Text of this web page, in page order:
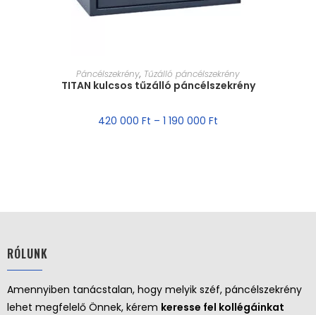
MÉRET VÁLASZTÁSA
Páncélszekrény, Tűzálló páncélszekrény
TITAN kulcsos tűzálló páncélszekrény
420 000 Ft – 1 190 000 Ft
RÓLUNK
Amennyiben tanácstalan, hogy melyik széf, páncélszekrény
lehet megfelelő Önnek, kérem keresse fel kollégáinkat